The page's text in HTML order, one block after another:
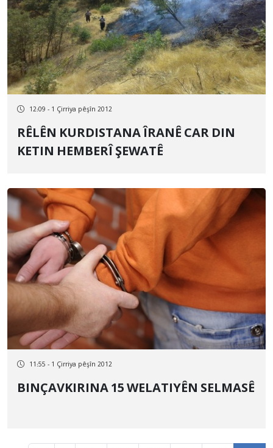
12:09 - 1 Çirriya pêşîn 2012
RÊLÊN KURDISTANA ÎRANÊ CAR DIN
KETIN HEMBERÎ ŞEWATÊ
11:55 - 1 Çirriya pêşîn 2012
BINÇAVKIRINA 15 WELATIYÊN SELMASÊ